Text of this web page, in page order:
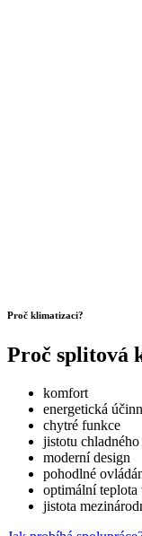
Proč klimatizaci?
Proč splitová
komfort
energetická
chytré funkce
jistotu
moderní design
pohodlné
optimální
jistota